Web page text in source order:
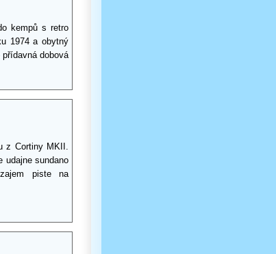
kempů s retro
1974 a obytný
dobová
z Cortiny MKII.
udajne sundano
piste na